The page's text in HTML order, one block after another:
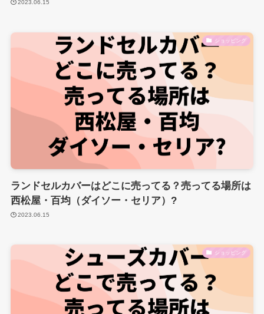
2023.06.15
ショッピング
ランドセルカバーはどこに売ってる？売ってる場所は
西松屋・百均（ダイソー・セリア）?
2023.06.15
ショッピング